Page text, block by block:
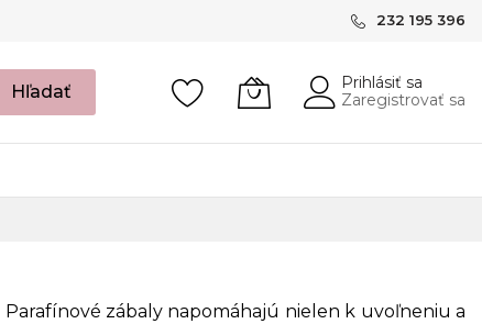
232 195 396
Hľadať
Prihlásiť sa
Zaregistrovať sa
Parafínové zábaly napomáhajú nielen k uvoľneniu a